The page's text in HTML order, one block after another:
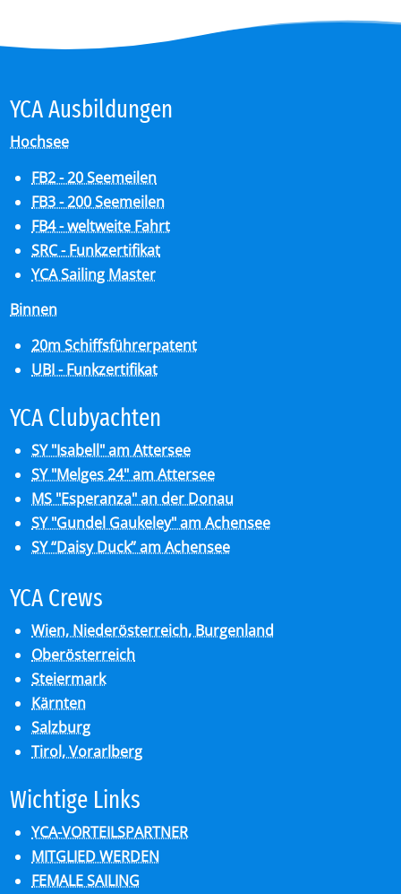
YCA Aus­bil­dun­gen
Hochsee
FB2 - 20 Seemeilen
FB3 - 200 Seemeilen
FB4 - weltweite Fahrt
SRC - Funkzertifikat
YCA Sailing Master
Binnen
20m Schiffsführerpatent
UBI - Funkzertifikat
YCA Club­y­ach­ten
SY "Isabell" am Attersee
SY "Melges 24" am Attersee
MS "Esperanza" an der Donau
SY "Gundel Gaukeley" am Achensee
SY “Daisy Duck” am Achensee
YCA Crews
Wien, Niederösterreich, Burgenland
Oberösterreich
Steiermark
Kärnten
Salzburg
Tirol, Vorarlberg
Wich­ti­ge Links
YCA-VORTEILSPARTNER
MITGLIED WERDEN
FEMALE SAILING